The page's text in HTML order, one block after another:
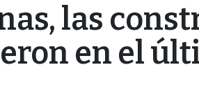
las
en el